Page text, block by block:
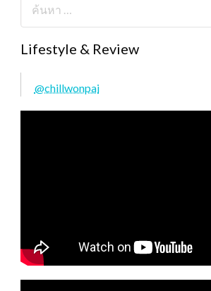
Lifestyle & Review
@chillwonpai